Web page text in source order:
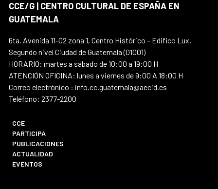
CCE/G | CENTRO CULTURAL DE ESPAÑA EN
GUATEMALA
6ta. Avenida 11-02 zona 1, Centro Histórico – Edifico Lux,
Segundo nivel Ciudad de Guatemala (01001)
HORARIO: martes a sábado de 10:00 a 19:00 H
ATENCIÓN OFICINA: lunes a viernes de 9:00 A 18:00 H
Correo electrónico : info.cc.guatemala@aecid.es
Teléfono: 2377-2200
CCE
PARTICIPA
PUBLICACIONES
ACTUALIDAD
EVENTOS